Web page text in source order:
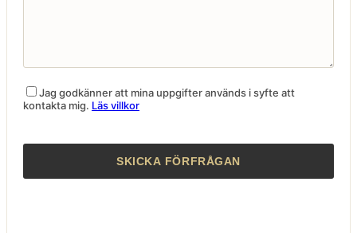
Jag godkänner att mina uppgifter används i syfte att
kontakta mig. Läs villkor